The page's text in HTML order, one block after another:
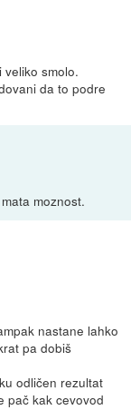
smolo.
da to podre
moznost.
nastane lahko
pa dobiš
odličen rezultat
pač kak cevovod